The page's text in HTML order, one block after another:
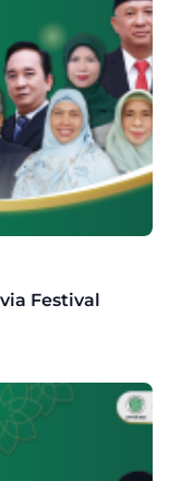
Festival